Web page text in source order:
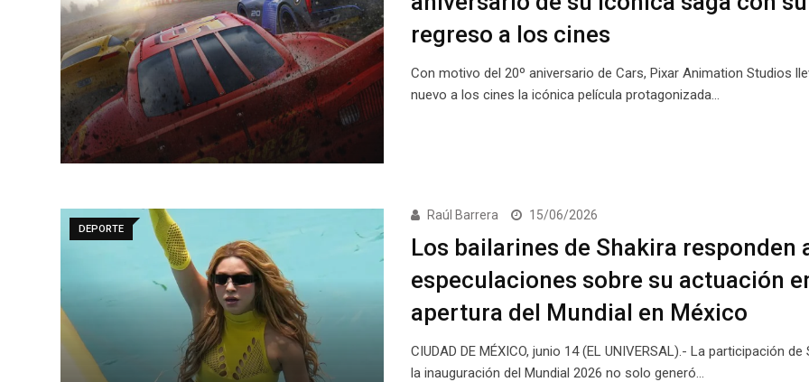
regreso a los cines
Con motivo del 20º aniversario de Cars, Pixar Animation Studios
nuevo a los cines la icónica película protagonizada…
DEPORTE
Raúl Barrera 15/06/2026
Los bailarines de Shakira responden
especulaciones sobre su actuación
apertura del Mundial en México
CIUDAD DE MÉXICO, junio 14 (EL UNIVERSAL).- La participación de
la inauguración del Mundial 2026 no solo generó…